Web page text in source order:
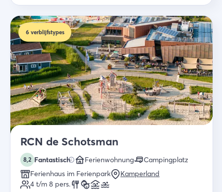
6 verblijfstypes
RCN de Schotsman
8,2 Fantastisch Ferienwohnung
Campingplatz
Ferienhaus im Ferienpark
Kamperland
4 t/m 8 pers.